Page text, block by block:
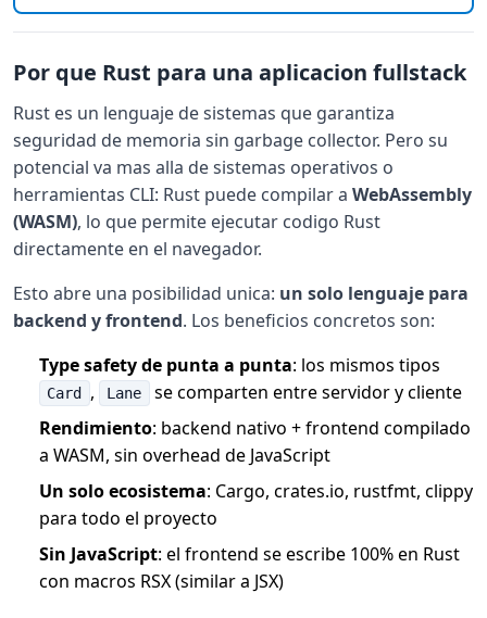
Por que Rust para una aplicacion fullstack
Rust es un lenguaje de sistemas que garantiza
seguridad de memoria sin garbage collector. Pero su
potencial va mas alla de sistemas operativos o
herramientas CLI: Rust puede compilar a WebAssembly
(WASM), lo que permite ejecutar codigo Rust
directamente en el navegador.
Esto abre una posibilidad unica: un solo lenguaje para
backend y frontend. Los beneficios concretos son:
Type safety de punta a punta: los mismos tipos
Card , Lane
se comparten entre servidor y cliente
Rendimiento: backend nativo + frontend compilado
a WASM, sin overhead de JavaScript
Un solo ecosistema: Cargo, crates.io, rustfmt, clippy
para todo el proyecto
Sin JavaScript: el frontend se escribe 100% en Rust
con macros RSX (similar a JSX)